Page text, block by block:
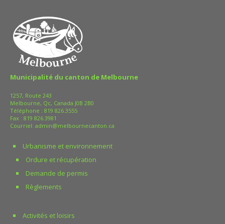
Municipalité du canton de Melbourne
1257, Route 243
Melbourne, Qc, Canada J0B 2B0
Téléphone : 819 826.3555
Fax : 819 826.3981
Courriel: admin@melbournecanton.ca
Urbanisme et environnement
Ordure et récupération
Demande de permis
Règlements
Activités et loisirs